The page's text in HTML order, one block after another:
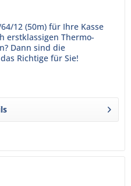
12 (50m) für Ihre Kasse
erstklassigen Thermo-
Dann sind die
Richtige für Sie!